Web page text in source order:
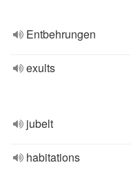
Entbehrungen
exults
jubelt
habitations